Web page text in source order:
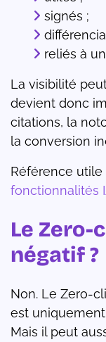
signés ;
reliés à
La visibilité
devient donc
citations, la
la conversion
Référence utile
fonctionnalités
Le
négatif ?
Non. Le Zero-
est
Mais il peut